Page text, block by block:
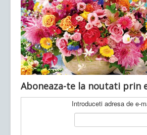
Ultimele articole: Vi, 04.11.2022 -
Județean Mehedinți
Aboneaza-te la noutati prin
Introduceti adresa de e-